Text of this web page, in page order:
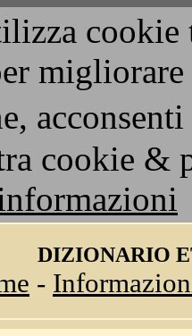
cookie &
DIZIONARIO
-